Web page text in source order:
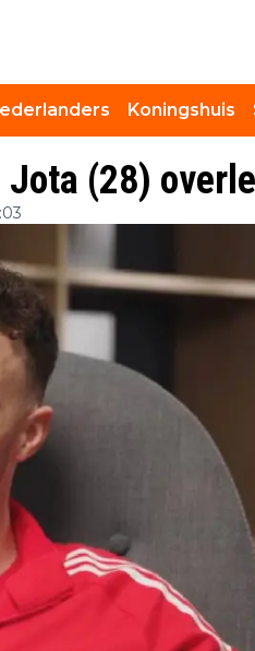
Koningshuis
(28)